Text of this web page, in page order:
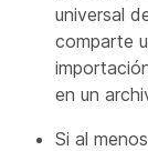
universal
comparte
en un
Si al